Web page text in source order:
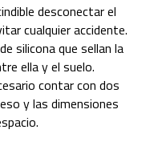
desconectar el
cualquier accidente.
silicona que sellan la
ella y el suelo.
contar con dos
y las dimensiones